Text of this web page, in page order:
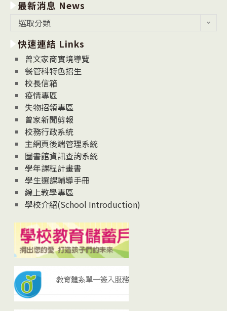
最新消息 News
消
息
News
選取分類
快速連結 Links
曾文家商實境導覽
餐管科特色招生
校長信箱
疫情專區
失物招領專區
曾家新聞剪報
校務行政系統
主網頁後端管理系統
圖書館資訊查詢系統
學年課程計畫書
學生選課輔導手冊
線上教學專區
學校介紹(School Introduction)